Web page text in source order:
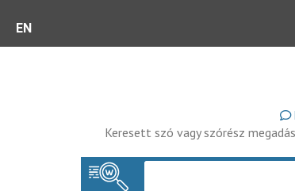
EN
Keresett szó vagy szórész